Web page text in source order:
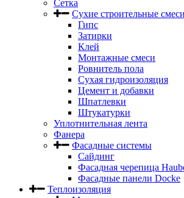
Сетка
Сухие строительные смеси
Гипс
Затирки
Клей
Монтажные смеси
Ровнитель пола
Сухая гидроизоляция
Цемент и добавки
Шпатлевки
Штукатурки
Уплотнительная лента
Фанера
Фасадные системы
Сайдинг
Фасадная черепица
Фасадные панели Docke
Теплоизоляция